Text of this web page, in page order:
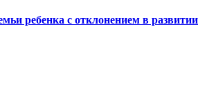
ребенка с отклонением в развитии